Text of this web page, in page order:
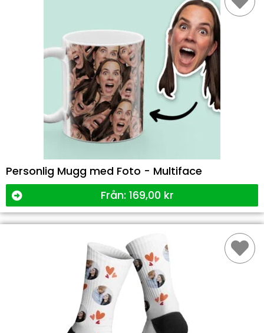
Personlig Mugg med Foto - Multiface
Från: 169,00 kr